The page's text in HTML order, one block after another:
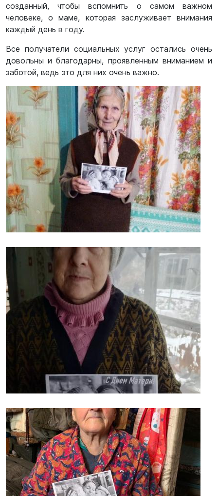
созданный, чтобы вспомнить о самом важном
человеке, о маме, которая заслуживает внимания
каждый день в году.
Все получатели социальных услуг остались очень
довольны и благодарны, проявленным вниманием и
заботой, ведь это для них очень важно.